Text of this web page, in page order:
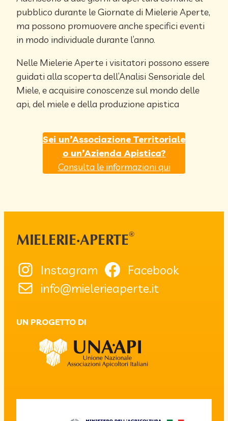
pubblico durante le Giornate di Mielerie Aperte,
ma possono promuovere anche specifici eventi
in modo individuale durante l’anno.
Nelle Mielerie Aperte i visitatori possono essere
guidati alla scoperta dell’Analisi Sensoriale del
Miele, e acquisire conoscenze sul mondo delle
api, del miele e della produzione apistica
Sei un’Associazione Territoriale
o un’Azienda Apistica?
Consulta le informazioni qui
MIELERIE·APERTE®
Instagram
Facebook
info@mielerieaperte.it
UN PROGETTO DI